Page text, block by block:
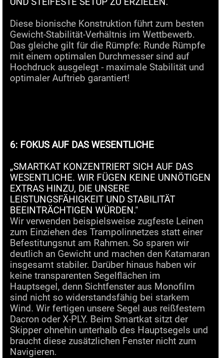
Diese bionische Konstruktion führt zum besten
Gewicht-Stabilität-Verhältnis im Wettbewerb.
Das gleiche gilt für die Rümpfe: Runde Rümpfe
mit einem optimalen Durchmesser sind auf
Hochdruck ausgelegt - maximale Stabilität und
optimaler Auftrieb garantiert!
6: FOKUS AUF DAS WESENTLICHE
„SMARTKAT KONZENTRIERT SICH AUF DAS
WESENTLICHE. WIR FÜGEN KEINE UNNÖTIGEN
EXTRAS HINZU, DIE UNSERE
LEISTUNGSFÄHIGKEIT UND STABILITÄT
BEEINTRÄCHTIGEN WÜRDEN."
Wir verwenden beispielsweise zugfeste Leinen
zum Einziehen des Trampolinnetzes statt einer
Befestitungsnut am Rahmen. So sparen wir
deutlich an Gewicht und machen den Katamaran
insgesamt stabiler. Darüber hinaus haben wir
keine transparenten Segelflächen im
Hauptsegel, denn Sichtfenster aus Monofilm
sind nicht so widerstandsfähig bei starkem
Wind. Wir fertigen unsere Segel aus reißfestem
Dacron oder X-PLY. Beim Smartkat sitzt der
Skipper ohnehin unterhalb des Hauptsegels und
braucht diese zusätzlichen Fenster nicht zum
Navigieren.